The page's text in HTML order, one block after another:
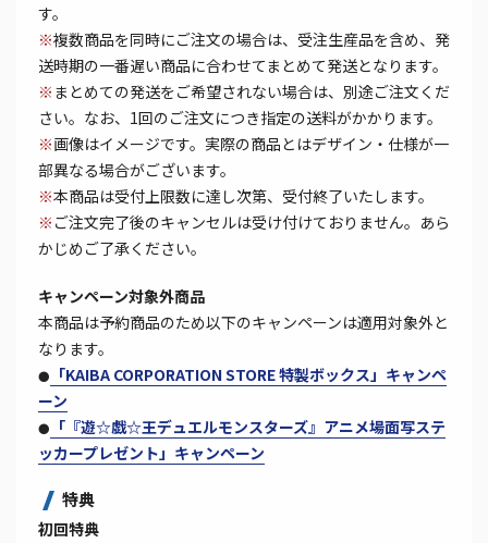
す。
※複数商品を同時にご注文の場合は、受注生産品を含め、発
送時期の一番遅い商品に合わせてまとめて発送となります。
※ まとめての発送をご希望されない場合は、別途ご注文くだ
さい。なお、1回のご注文につき指定の送料がかかります。
※画像はイメージです。実際の商品とはデザイン・仕様が一
部異なる場合がございます。
※本商品は受付上限数に達し次第、受付終了いたします。
※ ご注文完了後のキャンセルは受け付けておりません。あら
かじめご了承ください。
キャンペーン対象外商品
本商品は予約商品のため以下のキャンペーンは適用対象外と
なります。
●
「KAIBA CORPORATION STORE 特製ボックス」キャンペ
ーン
●
「『遊☆戯☆王デュエルモンスターズ』アニメ場面写ステ
ッカープレゼント」キャンペーン
特典
初回特典